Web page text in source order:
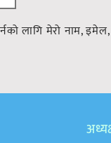
लागि मेरो नाम,